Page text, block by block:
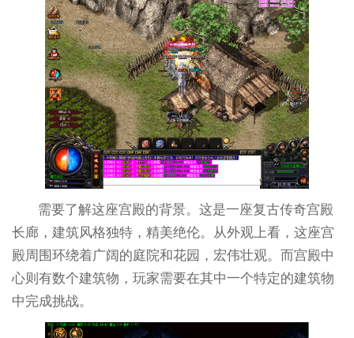
需要了解这座宫殿的背景。这是一座复古传奇宫殿
长廊，建筑风格独特，精美绝伦。从外观上看，这座宫
殿周围环绕着广阔的庭院和花园，宏伟壮观。而宫殿中
心则有数个建筑物，玩家需要在其中一个特定的建筑物
中完成挑战。